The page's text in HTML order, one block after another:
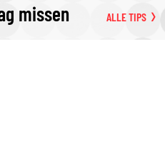
missen ALLE TIPS